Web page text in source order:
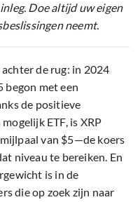
Doe altijd uw eigen
neemt.
achter de rug: in 2024
begon met een
de positieve
ETF, is XRP
van $5—de koers
niveau te bereiken. En
is in de
die op zoek zijn naar